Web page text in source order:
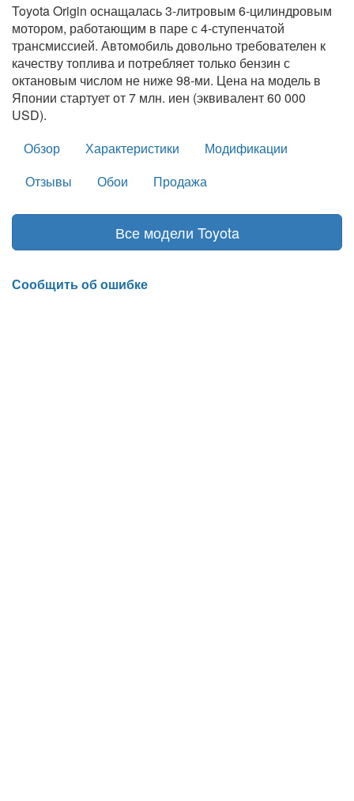
Toyota Origin оснащалась 3-литровым 6-цилиндровым
мотором, работающим в паре с 4-ступенчатой
трансмиссией. Автомобиль довольно требователен к
качеству топлива и потребляет только бензин с
октановым числом не ниже 98-ми. Цена на модель в
Японии стартует от 7 млн. иен (эквивалент 60 000
USD).
Обзор
Характеристики
Модификации
Отзывы
Обои Продажа
Все модели Toyota
Сообщить об ошибке